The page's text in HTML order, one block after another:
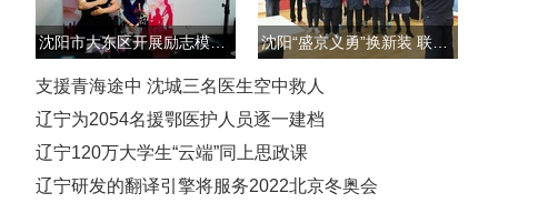
沈阳市大东区开展励志模范云直播访谈活动
支援青海途中 沈城三名医生空中救人
辽宁为2054名援鄂医护人员逐一建档
辽宁120万大学生“云端”同上思政课
辽宁研发的翻译引擎将服务2022北京冬奥会